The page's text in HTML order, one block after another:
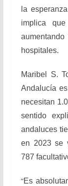
la
implica
hospitales.
Maribel S.
Andalucía
necesitan
sentido
andaluces
en 2023 se
787
“Es